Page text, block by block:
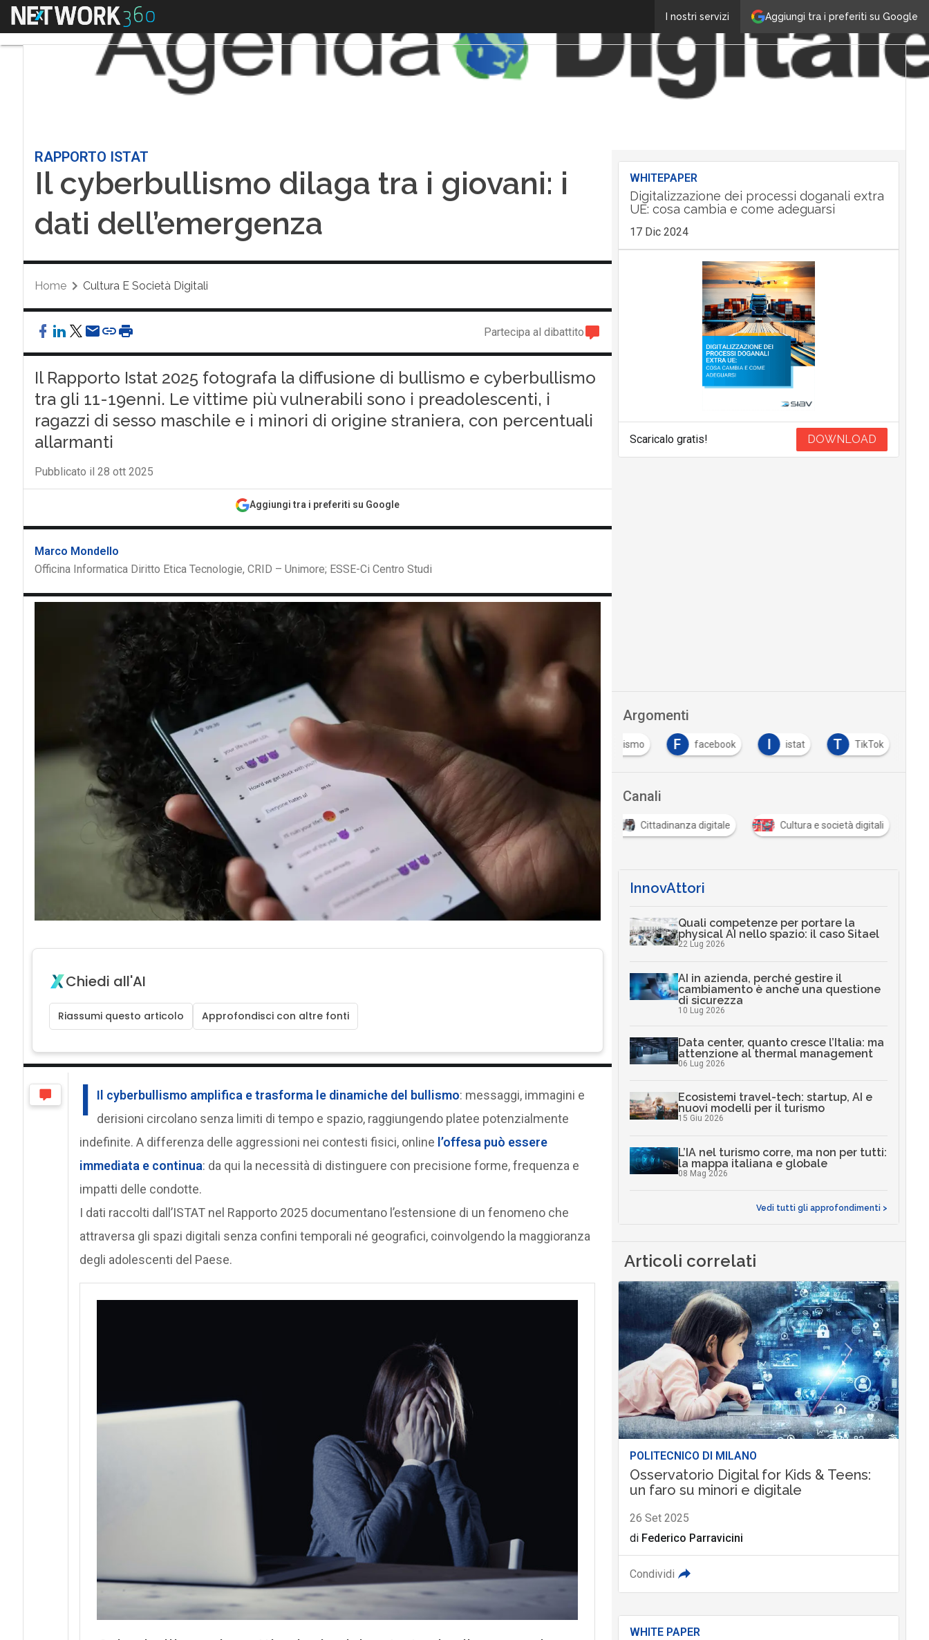
Aggiungi tra i preferiti su Google
I nostri servizi
Menu
RAPPORTO ISTAT
Il cyberbullismo dilaga tra i giovani: i
dati dell’emergenza
Home Cultura E Società Digitali
Partecipa al dibattito
Il Rapporto Istat 2025 fotografa la diffusione di bullismo e cyberbullismo
tra gli 11-19enni. Le vittime più vulnerabili sono i preadolescenti, i
ragazzi di sesso maschile e i minori di origine straniera, con percentuali
allarmanti
Pubblicato il 28 ott 2025
Aggiungi tra i preferiti su Google
Marco Mondello
Officina Informatica Diritto Etica Tecnologie, CRID – Unimore; ESSE-Ci Centro Studi
Chiedi all'AI
Riassumi questo articolo Approfondisci con altre fonti
I Il cyberbullismo amplifica e trasforma le dinamiche del bullismo: messaggi, immagini e
derisioni circolano senza limiti di tempo e spazio, raggiungendo platee potenzialmente
indefinite. A differenza delle aggressioni nei contesti fisici, online l’offesa può essere
immediata e continua: da qui la necessità di distinguere con precisione forme, frequenza e
impatti delle condotte.
I dati raccolti dall’ISTAT nel Rapporto 2025 documentano l’estensione di un fenomeno che
attraversa gli spazi digitali senza confini temporali né geografici, coinvolgendo la maggioranza
degli adolescenti del Paese.
WHITEPAPER
Digitalizzazione dei processi doganali extra
UE: cosa cambia e come adeguarsi
17 Dic 2024
Scaricalo gratis! DOWNLOAD
Argomenti
Cyberbullismo F facebook I istat T TikTok
Canali
Cittadinanza digitale Cultura e società digitali
InnovAttori
Quali competenze per portare la
physical AI nello spazio: il caso Sitael
22 Lug 2026
AI in azienda, perché gestire il
cambiamento è anche una questione
di sicurezza
10 Lug 2026
Data center, quanto cresce l’Italia: ma
attenzione al thermal management
06 Lug 2026
Ecosistemi travel-tech: startup, AI e
nuovi modelli per il turismo
15 Giu 2026
L’IA nel turismo corre, ma non per tutti:
la mappa italiana e globale
08 Mag 2026
Vedi tutti gli approfondimenti >
Articoli correlati
POLITECNICO DI MILANO
Osservatorio Digital for Kids & Teens:
un faro su minori e digitale
26 Set 2025
di Federico Parravicini
Condividi
WHITE PAPER